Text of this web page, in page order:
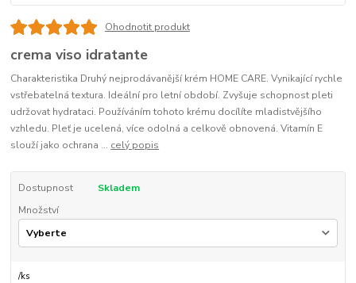
Ohodnotit produkt
crema viso idratante
Charakteristika Druhý nejprodávanější krém HOME CARE. Vynikající rychle
vstřebatelná textura. Ideální pro letní období. Zvyšuje schopnost pleti
udržovat hydrataci. Používáním tohoto krému docílíte mladistvějšího
vzhledu. Pleť je ucelená, více odolná a celkově obnovená. Vitamín E
slouží jako ochrana ... celý popis
Dostupnost
Skladem
Množství
/ks